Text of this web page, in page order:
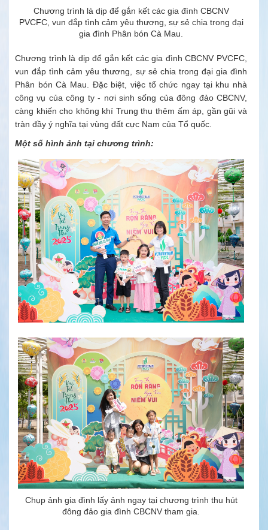
Chương trình là dịp để gắn kết các gia đình CBCNV
PVCFC, vun đắp tình cảm yêu thương, sự sẻ chia trong đại
gia đình Phân bón Cà Mau.
Chương trình là dịp để gắn kết các gia đình CBCNV PVCFC,
vun đắp tình cảm yêu thương, sự sẻ chia trong đại gia đình
Phân bón Cà Mau. Đặc biệt, việc tổ chức ngay tại khu nhà
công vụ của công ty - nơi sinh sống của đông đảo CBCNV,
càng khiến cho không khí Trung thu thêm ấm áp, gần gũi và
tràn đầy ý nghĩa tại vùng đất cực Nam của Tổ quốc.
Một số hình ảnh tại chương trình:
Chụp ảnh gia đình lấy ảnh ngay tại chương trình thu hút
đông đảo gia đình CBCNV tham gia.